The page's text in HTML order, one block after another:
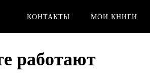
КОНТАКТЫ МОИ КНИГИ
работают